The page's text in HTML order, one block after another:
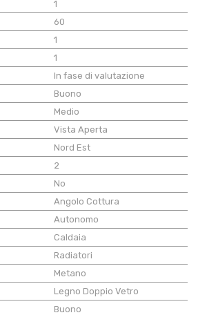
1
60
1
1
In fase di valutazione
Buono
Medio
Vista Aperta
Nord Est
2
No
Angolo Cottura
Autonomo
Caldaia
Radiatori
Metano
Legno Doppio Vetro
Buono